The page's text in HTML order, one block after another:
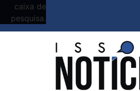
caixa de
pesquisa.